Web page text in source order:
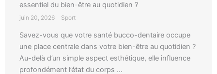
essentiel du bien-être au quotidien ?
juin 20, 2026 Sport
Savez-vous que votre santé bucco-dentaire occupe
une place centrale dans votre bien-être au quotidien ?
Au-delà d’un simple aspect esthétique, elle influence
profondément l’état du corps ...